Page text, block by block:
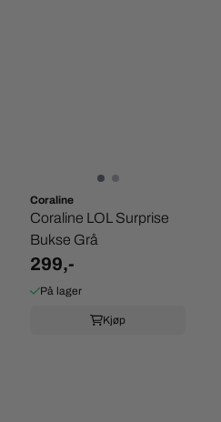
Coraline
Coraline LOL Surprise
Bukse Grå
299,-
På lager
Kjøp